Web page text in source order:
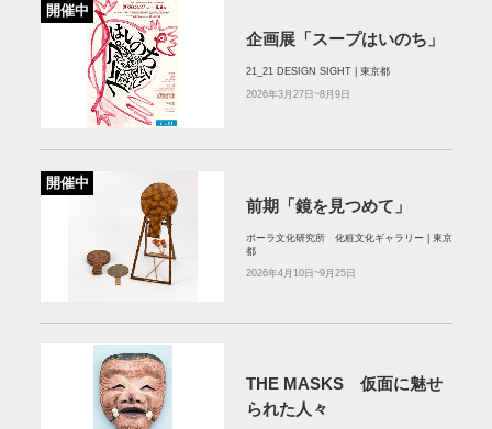
開催中
企画展「スープはいのち」
21_21 DESIGN SIGHT | 東京都
2026年3月27日~8月9日
開催中
前期「鏡を見つめて」
ポーラ文化研究所 化粧文化ギャラリー | 東京
都
2026年4月10日~9月25日
THE MASKS 仮面に魅せ
られた人々